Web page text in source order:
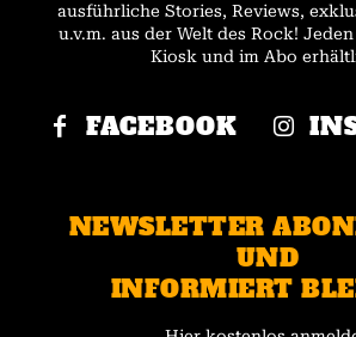
ausführliche Stories, Reviews,
u.v.m. aus der Welt des Rock!
Kiosk und im Abo
FACEBOOK
NEWSLETTER
UND
INFORMIERT